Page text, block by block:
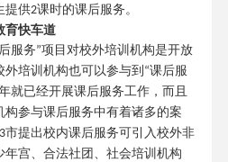
提供2课时的课后服务。
育快车道
服务”项目对校外培训机构是开放
培训机构也可以参与到 “课后服
就已经开展课后服务工作，而且
参与课后服务中有着诸多的案
市提出校内课后服务可引入校外非
宫、合法社团、社会培训机构